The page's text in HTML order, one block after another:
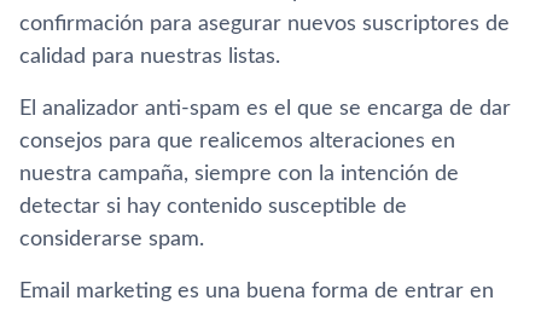
confirmación para asegurar nuevos suscriptores de
calidad para nuestras listas.
El analizador anti-spam es el que se encarga de dar
consejos para que realicemos alteraciones en
nuestra campaña, siempre con la intención de
detectar si hay contenido susceptible de
considerarse spam.
Email marketing es una buena forma de entrar en